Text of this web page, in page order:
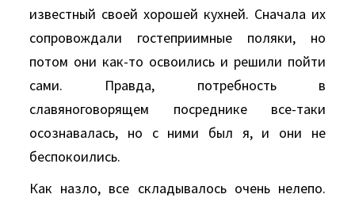
известный своей хорошей кухней. Сначала их
сопровождали гостеприимные поляки, но
потом они как-то освоились и решили пойти
сами. Правда, потребность в
славяноговорящем посреднике все-таки
осознавалась, но с ними был я, и они не
беспокоились.
Как назло, все складывалось очень нелепо.